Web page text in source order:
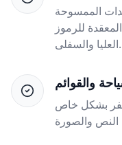
الممسوحة
للرموز
العليا والسفلى.
والقوائم
بشكل خاص